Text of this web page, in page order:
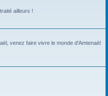
ailleurs !
venez faire vivre le monde d'Amtenaël